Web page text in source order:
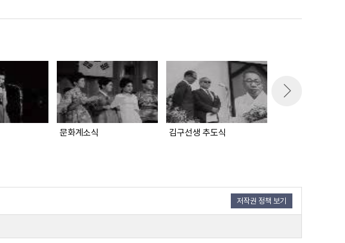
문화계소식 김구선생 추도식
저작권 정책 보기